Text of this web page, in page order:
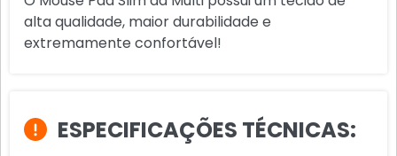
alta qualidade, maior durabilidade e
extremamente confortável!
ESPECIFICAÇÕES TÉCNICAS: